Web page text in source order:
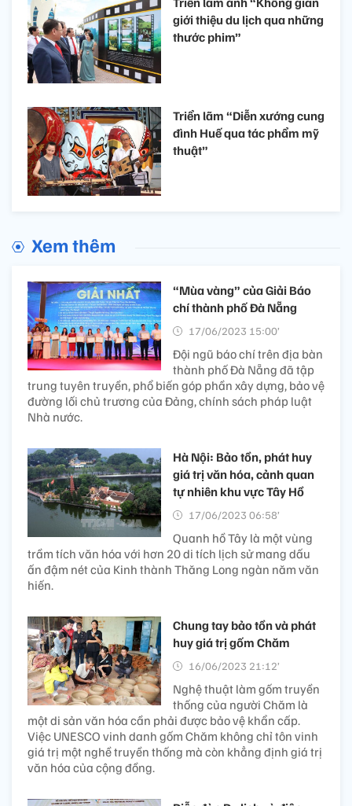
giới thiệu du lịch qua những
thước phim”
Triển lãm “Diễn xướng cung
đình Huế qua tác phẩm mỹ
thuật”
Xem thêm
“Mùa vàng” của Giải Báo
chí thành phố Đà Nẵng
17/06/2023 15:00’
Đội ngũ báo chí trên địa bàn
thành phố Đà Nẵng đã tập
trung tuyên truyền, phổ biến góp phần xây dựng, bảo vệ
đường lối chủ trương của Đảng, chính sách pháp luật
Nhà nước.
Hà Nội: Bảo tồn, phát huy
giá trị văn hóa, cảnh quan
tự nhiên khu vực Tây Hồ
17/06/2023 06:58’
Quanh hồ Tây là một vùng
trầm tích văn hóa với hơn 20 di tích lịch sử mang dấu
ấn đậm nét của Kinh thành Thăng Long ngàn năm văn
hiến.
Chung tay bảo tồn và phát
huy giá trị gốm Chăm
16/06/2023 21:12’
Nghệ thuật làm gốm truyền
thống của người Chăm là
một di sản văn hóa cần phải được bảo vệ khẩn cấp.
Việc UNESCO vinh danh gốm Chăm không chỉ tôn vinh
giá trị một nghề truyền thống mà còn khẳng định giá trị
văn hóa của cộng đồng.